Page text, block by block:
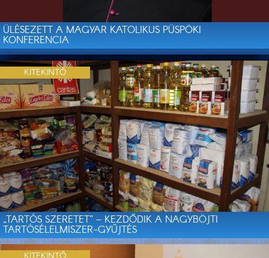
ÜLÉSEZETT A MAGYAR KATOLIKUS PÜSPÖKI
KONFERENCIA
„TARTÓS SZERETET” – KEZDŐDIK A NAGYBÖJTI
TARTÓSÉLELMISZER-GYŰJTÉS
KITEKINTŐ